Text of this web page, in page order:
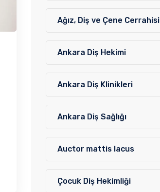
Ağız, Diş ve Çene Cerrahisi
Ankara Diş Hekimi
Ankara Diş Klinikleri
Ankara Diş Sağlığı
Auctor mattis lacus
Çocuk Diş Hekimliği